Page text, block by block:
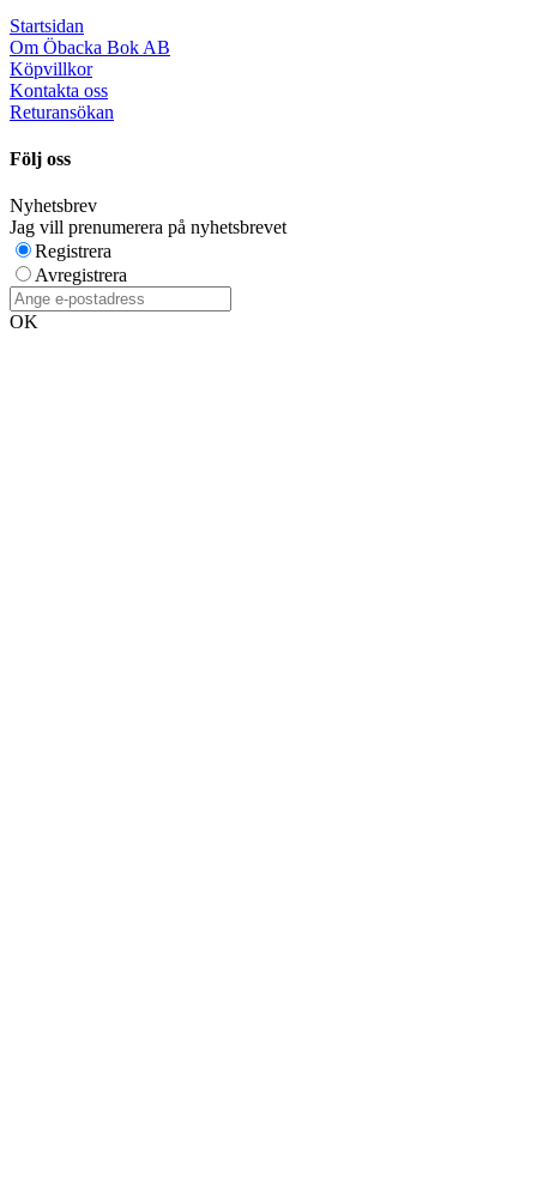
Startsidan
Om Öbacka Bok AB
Köpvillkor
Kontakta oss
Returansökan
Följ oss
Nyhetsbrev
Jag vill prenumerera på nyhetsbrevet
Registrera
Avregistrera
OK